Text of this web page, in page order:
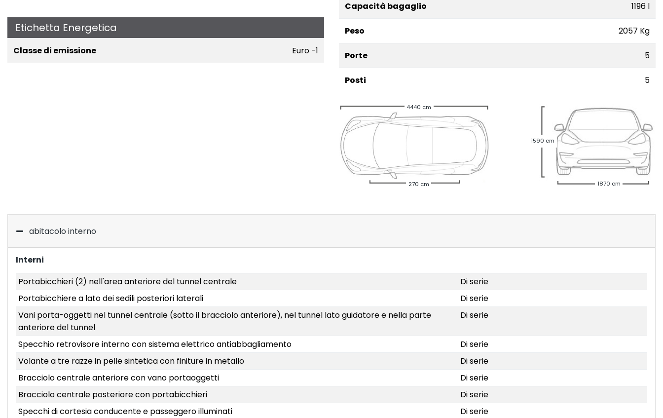
Etichetta Energetica
Classe di emissione Euro -1
Capacità bagaglio 1196 l
Peso 2057 Kg
Porte 5
Posti 5
4440 cm
270 cm
1590 cm
1870 cm
abitacolo interno
Interni
Portabicchieri (2) nell'area anteriore del tunnel centrale
Di serie
Portabicchiere a lato dei sedili posteriori laterali
Di serie
Vani porta-oggetti nel tunnel centrale (sotto il bracciolo anteriore), nel tunnel lato guidatore e nella parte
anteriore del tunnel
Di serie
Specchio retrovisore interno con sistema elettrico antiabbagliamento
Di serie
Volante a tre razze in pelle sintetica con finiture in metallo
Di serie
Bracciolo centrale anteriore con vano portaoggetti
Di serie
Bracciolo centrale posteriore con portabicchieri
Di serie
Specchi di cortesia conducente e passeggero illuminati
Di serie